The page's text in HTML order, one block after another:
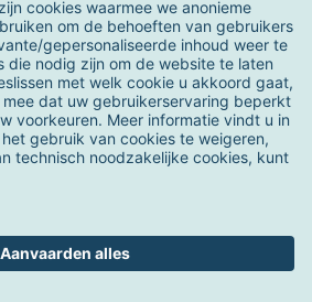
op voorraad
vanaf 193,00 €
OVP215,00 €
Actie